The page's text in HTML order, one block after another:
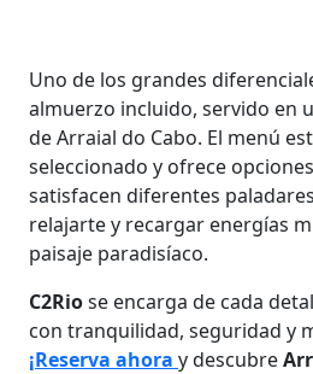
Uno de los grandes
almuerzo incluido, servido en
de Arraial do Cabo. El menú
seleccionado y ofrece
satisfacen diferentes
relajarte y recargar energías
paisaje paradisíaco.
C2Riose encarga de cada
con tranquilidad, seguridad y
¡Reserva ahora y descubre